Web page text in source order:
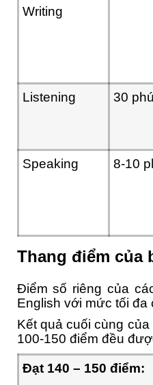
Writing
Listening
30
Speaking
8-10
Thang điểm của
Điểm số riêng của
English với mức tối đa
Kết quả cuối cùng
100-150 điểm đều
Đạt 140 – 150 điểm: